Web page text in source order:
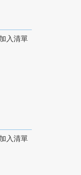
入清單
入清單